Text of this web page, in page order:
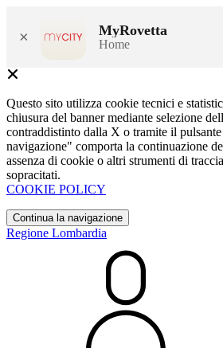
× MyRovetta
Home
Questo sito utilizza cookie tecnici e
chiusura del banner mediante selezione
contraddistinto dalla X o tramite il
navigazione" comporta la continuazione
assenza di cookie o altri strumenti di
sopracitati.
COOKIE POLICY
Continua la navigazione
Regione Lombardia